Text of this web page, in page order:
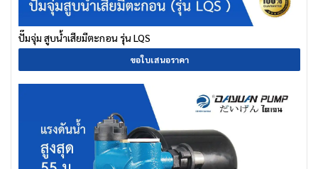
ปั๊มจุ่ม สูบน้ำเสียมีตะกอน รุ่น LQS
ขอใบเสนอราคา